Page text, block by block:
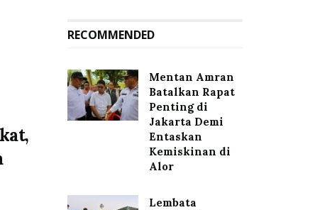
RECOMMENDED
Mentan Amran
Batalkan Rapat
Penting di
Jakarta Demi
Entaskan
Kemiskinan di
Alor
Lembata